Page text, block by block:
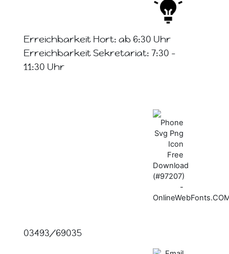
Erreichbarkeit Hort: ab 6:30 Uhr
Erreichbarkeit Sekretariat: 7:30 -
11:30 Uhr
03493/69035